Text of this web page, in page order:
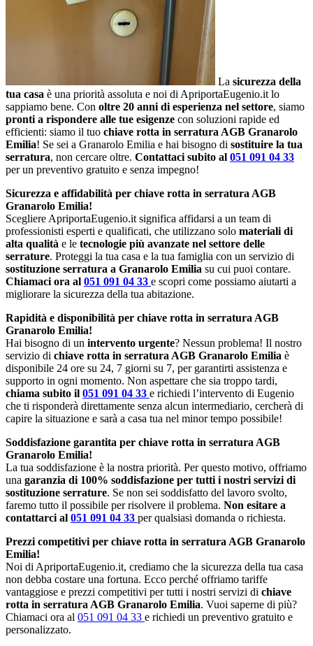
La sicurezza della
tua casa è una priorità assoluta e noi di ApriportaEugenio.it lo
sappiamo bene. Con oltre 20 anni di esperienza nel settore, siamo
pronti a rispondere alle tue esigenze con soluzioni rapide ed
efficienti: siamo il tuo chiave rotta in serratura AGB Granarolo
Emilia! Se sei a Granarolo Emilia e hai bisogno di sostituire la tua
serratura, non cercare oltre. Contattaci subito al 051 091 04 33
per un preventivo gratuito e senza impegno!
Sicurezza e affidabilità per chiave rotta in serratura AGB
Granarolo Emilia!
Scegliere ApriportaEugenio.it significa affidarsi a un team di
professionisti esperti e qualificati, che utilizzano solo materiali di
alta qualità e le tecnologie più avanzate nel settore delle
serrature. Proteggi la tua casa e la tua famiglia con un servizio di
sostituzione serratura a Granarolo Emilia su cui puoi contare.
Chiamaci ora al 051 091 04 33 e scopri come possiamo aiutarti a
migliorare la sicurezza della tua abitazione.
Rapidità e disponibilità per chiave rotta in serratura AGB
Granarolo Emilia!
Hai bisogno di un intervento urgente? Nessun problema! Il nostro
servizio di chiave rotta in serratura AGB Granarolo Emilia è
disponibile 24 ore su 24, 7 giorni su 7, per garantirti assistenza e
supporto in ogni momento. Non aspettare che sia troppo tardi,
chiama subito il 051 091 04 33 e richiedi l’intervento di Eugenio
che ti risponderà direttamente senza alcun intermediario, cercherà di
capire la situazione e sarà a casa tua nel minor tempo possibile!
Soddisfazione garantita per chiave rotta in serratura AGB
Granarolo Emilia!
La tua soddisfazione è la nostra priorità. Per questo motivo, offriamo
una garanzia di 100% soddisfazione per tutti i nostri servizi di
sostituzione serrature. Se non sei soddisfatto del lavoro svolto,
faremo tutto il possibile per risolvere il problema. Non esitare a
contattarci al 051 091 04 33 per qualsiasi domanda o richiesta.
Prezzi competitivi per chiave rotta in serratura AGB Granarolo
Emilia!
Noi di ApriportaEugenio.it, crediamo che la sicurezza della tua casa
non debba costare una fortuna. Ecco perché offriamo tariffe
vantaggiose e prezzi competitivi per tutti i nostri servizi di chiave
rotta in serratura AGB Granarolo Emilia. Vuoi saperne di più?
Chiamaci ora al 051 091 04 33 e richiedi un preventivo gratuito e
personalizzato.